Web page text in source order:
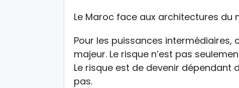
Le Maroc face aux architectures du
Pour les puissances
majeur. Le risque n’est pas
Le risque est de devenir dépendant
pas.